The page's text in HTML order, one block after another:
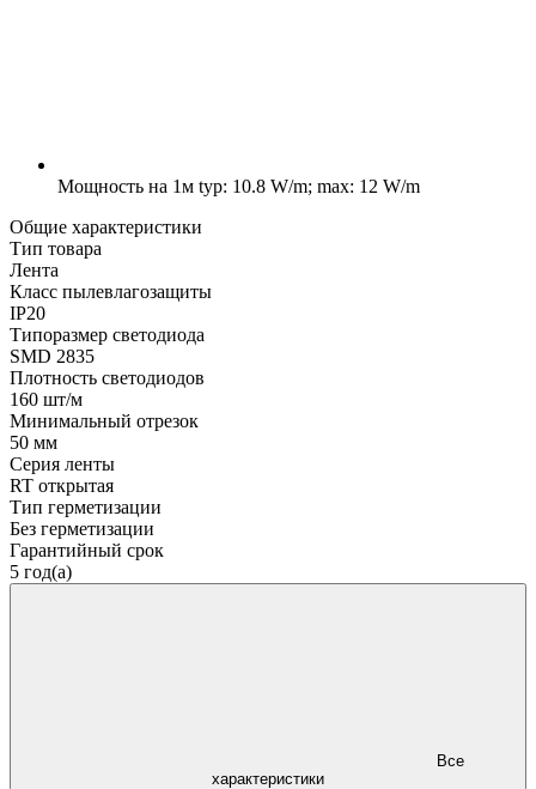
Мощность на 1м typ: 10.8 W/m; max: 12 W/m
Общие характеристики
Тип товара
Лента
Класс пылевлагозащиты
IP20
Типоразмер светодиода
SMD 2835
Плотность светодиодов
160 шт/м
Минимальный отрезок
50 мм
Серия ленты
RT открытая
Тип герметизации
Без герметизации
Гарантийный срок
5 год(а)
характеристики